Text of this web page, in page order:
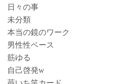
日々の事
未分類
本当の鏡のワーク
男性性ベース
筋ゆる
自己啓発w